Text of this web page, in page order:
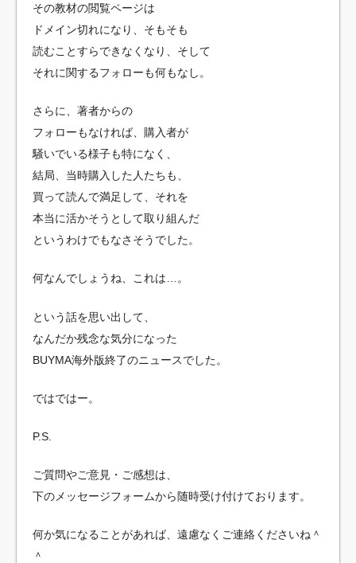
その教材の閲覧ページは
ドメイン切れになり、そもそも
読むことすらできなくなり、そして
それに関するフォローも何もなし。
さらに、著者からの
フォローもなければ、購入者が
騒いでいる様子も特になく、
結局、当時購入した人たちも、
買って読んで満足して、それを
本当に活かそうとして取り組んだ
というわけでもなさそうでした。
何なんでしょうね、これは…。
という話を思い出して、
なんだか残念な気分になった
BUYMA海外版終了のニュースでした。
ではではー。
P.S.
ご質問やご意見・ご感想は、
下のメッセージフォームから随時受け付けております。
何か気になることがあれば、遠慮なくご連絡くださいね＾
＾